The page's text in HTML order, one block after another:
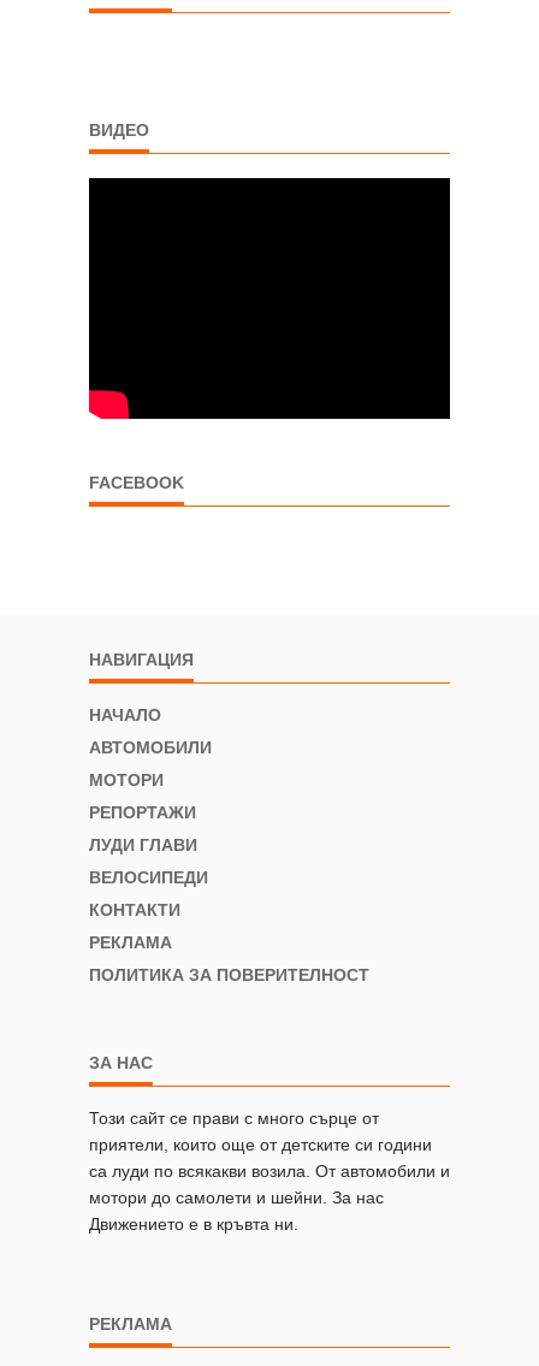
ВИДЕО
FACEBOOK
НАВИГАЦИЯ
НАЧАЛО
АВТОМОБИЛИ
МОТОРИ
РЕПОРТАЖИ
ЛУДИ ГЛАВИ
ВЕЛОСИПЕДИ
КОНТАКТИ
РЕКЛАМА
ПОЛИТИКА ЗА ПОВЕРИТЕЛНОСТ
ЗА НАС
Този сайт се прави с много сърце от
приятели, които още от детските си години
са луди по всякакви возила. От автомобили и
мотори до самолети и шейни. За нас
Движението е в кръвта ни.
РЕКЛАМА